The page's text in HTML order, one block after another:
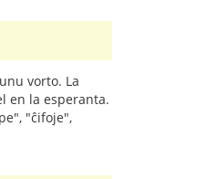
vorto. La
en la esperanta.
"ĉifoje",